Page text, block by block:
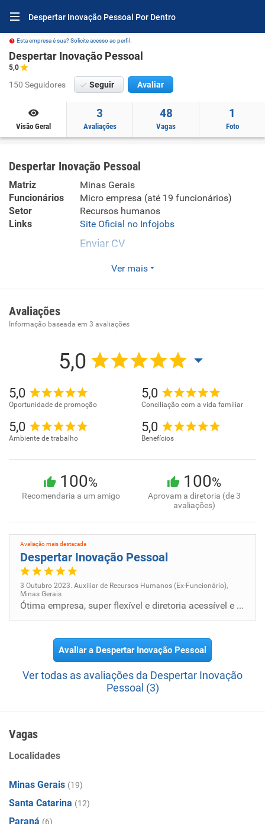
Despertar Inovação Pessoal Por Dentro
Esta empresa é sua? Solicite acesso ao perfil.
Despertar Inovação Pessoal
5,0
150 Seguidores Seguir Avaliar
Visão Geral
3
Avaliações
48
Vagas
1
Foto
Despertar Inovação Pessoal
Matriz
Minas Gerais
Funcionários
Micro empresa (até 19 funcionários)
Setor
Recursos humanos
Links
Site Oficial no Infojobs
Enviar CV
Somos uma empresa de recrutamento e seleção.
Ver mais
Avaliações
Informação baseada em 3 avaliações
5,0
5,0
Oportunidade de promoção
5,0
Conciliação com a vida familiar
5,0
Ambiente de trabalho
5,0
Benefícios
100%
Recomendaria a um amigo
100%
Aprovam a diretoria (de 3
avaliações)
Avaliação mais destacada
Despertar Inovação Pessoal
3 Outubro 2023. Auxiliar de Recursos Humanos (Ex-Funcionário),
Minas Gerais
Ótima empresa, super flexível e diretoria acessível e compreensiva
Avaliar a Despertar Inovação Pessoal
Ver todas as avaliações da Despertar Inovação
Pessoal (3)
Vagas
Localidades
Minas Gerais (19)
Santa Catarina (12)
Paraná (6)